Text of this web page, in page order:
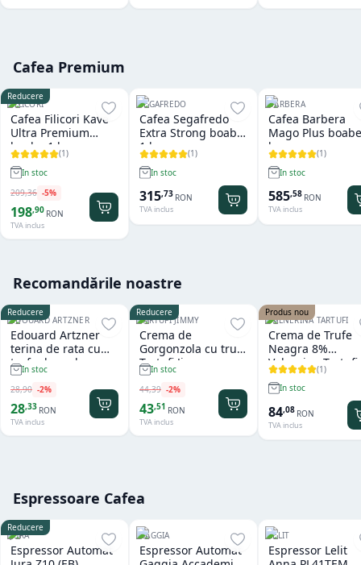
Cafea Premium
Reducere
FILICORI
Cafea Filicori Kave
Ultra Premium
boabe 1 kg
(1)
In stoc
209,36 -5%
198,90 RON
TVA inclus
SEGAFREDO
Cafea Segafredo
Extra Strong boabe
1 kg
(1)
In stoc
315,73 RON
TVA inclus
BARBERA
Cafea Barbera
Mago Plus
kg
(1)
In stoc
585,58 RON
TVA inclus
Recomandările noastre
Reducere
EDOUARD ARTZNER
Edouard Artzner
terina de rata cu
trufe de padure
100g
In stoc
28,90 -2%
28,33 RON
TVA inclus
Reducere
TARTUFI JIMMY
Crema de
Gorgonzola cu trufe
Tartufi Jimmy
In stoc
44,39 -2%
43,51 RON
TVA inclus
Produs nou
VALNERINA TARTUFI
Crema de Trufe
Neagra 8%
Valnerina Tartufi
500 gr
(1)
In stoc
84,08 RON
TVA inclus
Espressoare Cafea
Reducere
JURA
Espressor Automat
GAGGIA
Espressor Automat
LELIT
Espressor Lelit